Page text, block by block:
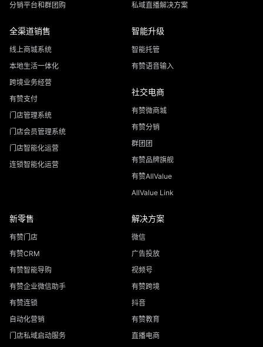
分销平台和群团购
私域直播解决方案
全渠道销售
线上商城系统
本地生活一体化
跨境业务经营
有赞支付
门店管理系统
门店会员管理系统
门店智能化运营
连锁智能化运营
智能升级
智能托管
有赞语音输入
社交电商
有赞微商城
有赞分销
群团团
有赞品牌旗舰
有赞AllValue
AllValue Link
新零售
有赞门店
有赞CRM
有赞智能导购
有赞企业微信助手
有赞连锁
自动化营销
门店私域启动服务
解决方案
微信
广告投放
视频号
有赞跨境
抖音
有赞教育
直播电商